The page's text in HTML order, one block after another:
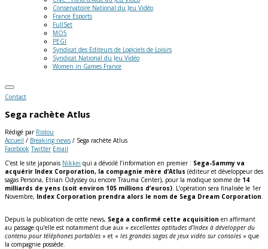
Conservatoire National du Jeu Vidéo
France Esports
FullSet
MO5
PEGI
Syndicat des Editeurs de Logiciels de Loisirs
Syndicat National du Jeu Vidéo
Women in Games France
Contact
Sega rachète Atlus
Rédigé par Ristou
Accueil / Breaking news / Sega rachète Atlus
Facebook Twitter Email
C’est le site japonais Nikkei qui a dévoilé l’information en premier : Sega-Sammy va
acquérir Index Corporation, la compagnie mère d’Atlus (éditeur et développeur des
sagas Persona, Etrian Odyssey ou encore Trauma Center), pour la modique somme de 14
milliards de yens (soit environ 105 millions d’euros). L’opération sera finalisée le 1er
Novembre, Index Corporation prendra alors le nom de Sega Dream Corporation.
Depuis la publication de cette news, Sega a confirmé cette acquisition en affirmant
au passage qu’elle est notamment due aux « excellentes aptitudes d’Index à développer du
contenu pour téléphones portables » et « les grandes sagas de jeux vidéo sur consoles » que
la compagnie possède.